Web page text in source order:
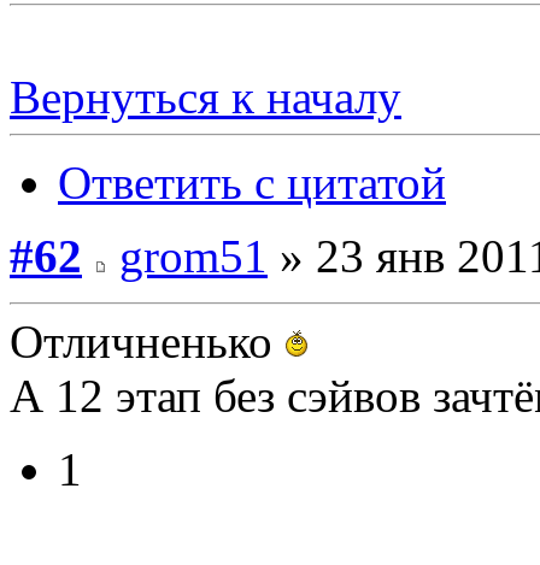
Вернуться к началу
Ответить с цитатой
#62
grom51 » 23 янв
Отличненько
А 12 этап без сэйвов
1